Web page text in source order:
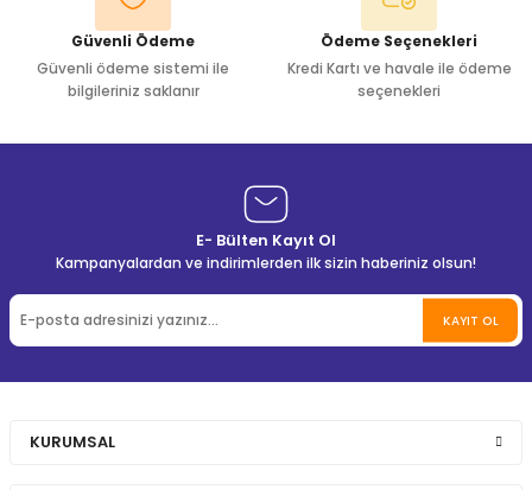
Güvenli Ödeme
Güvenli ödeme sistemi ile
bilgileriniz saklanır
Ödeme Seçenekleri
Kredi Kartı ve havale ile ödeme
seçenekleri
E- Bülten Kayıt Ol
Kampanyalardan ve indirimlerden ilk sizin haberiniz olsun!
KAYIT OL
KURUMSAL